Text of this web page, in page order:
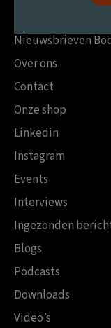
Nieuwsbrieven
Over ons
Contact
Onze shop
Linkedin
Instagram
Events
Interviews
Ingezonden
Blogs
Podcasts
Downloads
Video’s